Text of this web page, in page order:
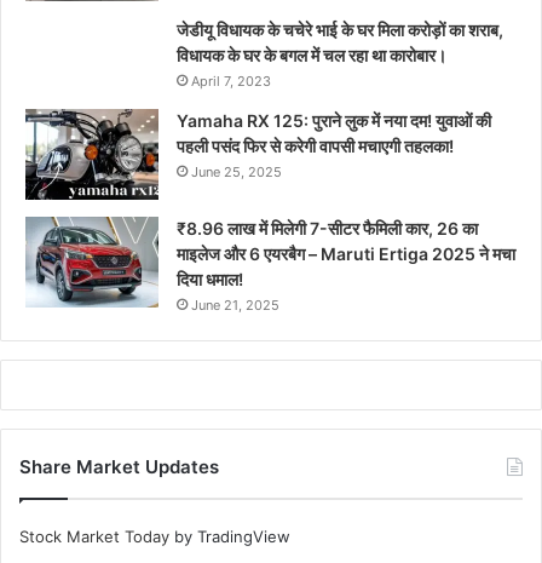
जेडीयू विधायक के चचेरे भाई के घर मिला करोड़ों का शराब,
विधायक के घर के बगल में चल रहा था कारोबार।
April 7, 2023
Yamaha RX 125: पुराने लुक में नया दम! युवाओं की
पहली पसंद फिर से करेगी वापसी मचाएगी तहलका!
June 25, 2025
₹8.96 लाख में मिलेगी 7-सीटर फैमिली कार, 26 का
माइलेज और 6 एयरबैग – Maruti Ertiga 2025 ने मचा
दिया धमाल!
June 21, 2025
Share Market Updates
Stock Market Today by TradingView